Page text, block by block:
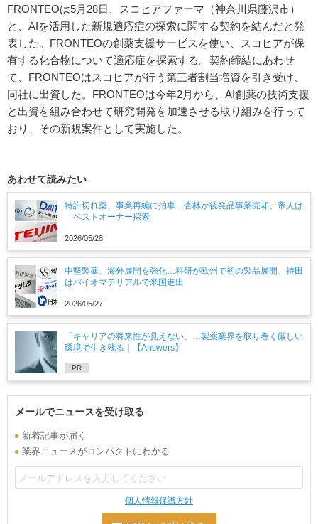
FRONTEOは5月28日、スコヒアファーマ（神奈川県藤沢市）
と、AIを活用した新規適応症の探索に関する契約を結んだと発
表した。FRONTEOの創薬支援サービスを使い、スコヒアが保
有する化合物について適応症を探索する。契約締結にあわせ
て、FRONTEOはスコヒアが行う第三者割当増資を引き受け、
同社に出資した。FRONTEOは今年2月から、AI創薬の技術支援
と出資を組み合わせて研究開発を加速させる取り組みを行って
おり、その新規案件として実施した。
あわせて読みたい
特許切れ薬、事業再編に拍車…杏林が後発品事業売却、帝人は
「ベストオーナー探索」
2026/05/28
中堅製薬、海外展開を強化…科研が欧州で初の製品展開、持田
はバイオマテリアルで米国進出
2026/05/27
「キャリアの将来性が見えない」…製薬業界を取り巻く厳しい
環境で生き残る｜【Answers】
PR
メールでニュースを受け取る
新着記事が届く
業界ニュースがコンパクトにわかる
個人情報保護方針